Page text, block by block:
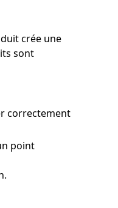
crée une
sont
correctement
point